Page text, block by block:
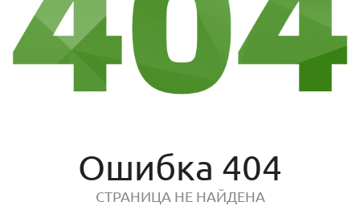
Ошибка 404
СТРАНИЦА НЕ НАЙДЕНА